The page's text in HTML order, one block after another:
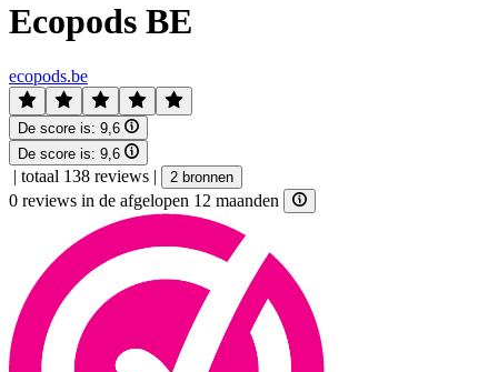
Ecopods BE
ecopods.be
De score is: 9,6
De score is: 9,6
| totaal 138 reviews | 2 bronnen
0 reviews in de afgelopen 12 maanden